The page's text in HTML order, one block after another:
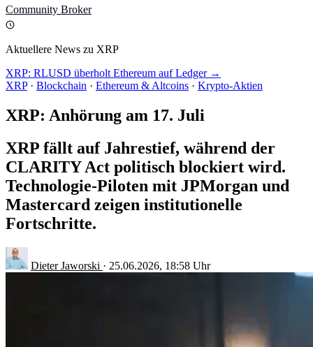
Community Broker
Aktuellere News zu XRP
XRP: RLUSD überholt Ethereum auf Ledger →
XRP · Blockchain · Ethereum & Altcoins · Krypto-Aktien
XRP: Anhörung am 17. Juli
XRP fällt auf Jahrestief, während der
CLARITY Act politisch blockiert wird.
Technologie-Piloten mit JPMorgan und
Mastercard zeigen institutionelle
Fortschritte.
Dieter Jaworski · 25.06.2026, 18:58 Uhr